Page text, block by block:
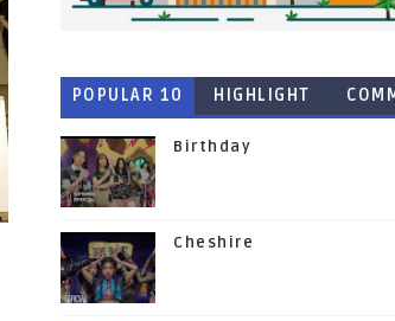
POPULAR 10
HIGHLIGHT
Birthday
Cheshire